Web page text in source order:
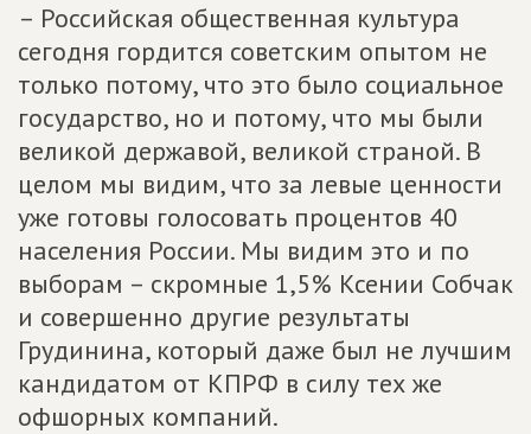
– Российская общественная культура
сегодня гордится советским опытом не
только потому, что это было социальное
государство, но и потому, что мы были
великой державой, великой страной. В
целом мы видим, что за левые ценности
уже готовы голосовать процентов 40
населения России. Мы видим это и по
выборам – скромные 1,5% Ксении Собчак
и совершенно другие результаты
Грудинина, который даже был не лучшим
кандидатом от КПРФ в силу тех же
офшорных компаний.